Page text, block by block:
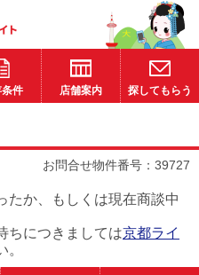
件 店舗案内 探してもらう
お問合せ物件番号：39727
たか、もしくは現在商談中
ちにつきましては京都ライ